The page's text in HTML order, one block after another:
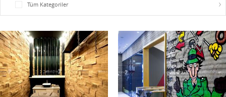
Tüm Kategoriler